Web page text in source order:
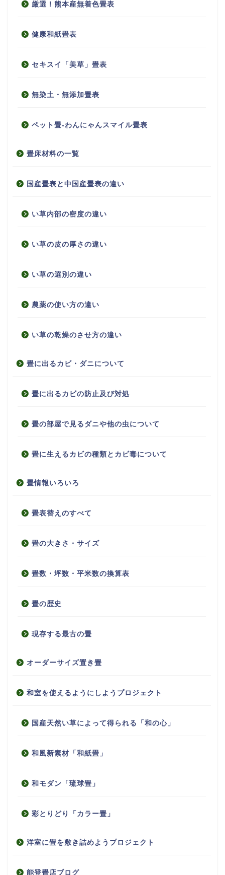
厳選！熊本産無着色畳表
健康和紙畳表
セキスイ「美草」畳表
無染土・無添加畳表
ペット畳-わんにゃんスマイル畳表
畳床材料の一覧
国産畳表と中国産畳表の違い
い草内部の密度の違い
い草の皮の厚さの違い
い草の選別の違い
農薬の使い方の違い
い草の乾燥のさせ方の違い
畳に出るカビ・ダニについて
畳に出るカビの防止及び対処
畳の部屋で見るダニや他の虫について
畳に生えるカビの種類とカビ毒について
畳情報いろいろ
畳表替えのすべて
畳の大きさ・サイズ
畳数・坪数・平米数の換算表
畳の歴史
現存する最古の畳
オーダーサイズ置き畳
和室を使えるようにしようプロジェクト
国産天然い草によって得られる「和の心」
和風新素材「和紙畳」
和モダン「琉球畳」
彩とりどり「カラー畳」
洋室に畳を敷き詰めようプロジェクト
能登畳店ブログ